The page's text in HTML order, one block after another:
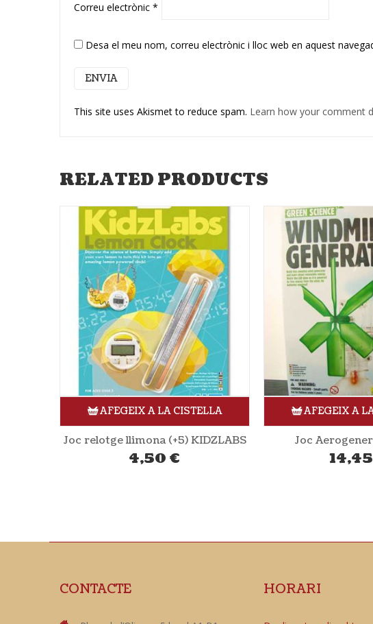
Correu electrònic *
Desa el meu nom, correu electrònic i lloc web en aquest
This site uses Akismet to reduce spam. Learn how your comment
RELATED PRODUCTS
AFEGEIX A LA CISTELLA
Joc Aerogenerador (+8)
14,45€
AFEGEIX A
12,85
CONTACTE HORARI